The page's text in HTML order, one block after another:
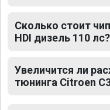
Сколько стоит
HDI дизель 110 лс?
Увеличится ли
тюнинга Citroen